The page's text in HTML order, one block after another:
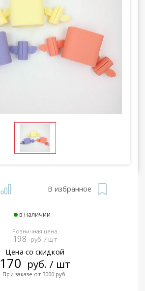
В избранное
в наличии
Розничная цена
198 руб. / шт
Цена со скидкой
170 руб. / шт
При заказе от 3000 руб.